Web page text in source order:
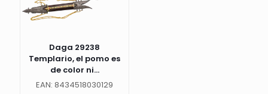
Daga 29238
Templario, el pomo es
de color ni...
EAN: 8434518030129